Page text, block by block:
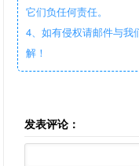
它们负任何责任。
4、如有侵权请邮件与我
解！
发表评论：